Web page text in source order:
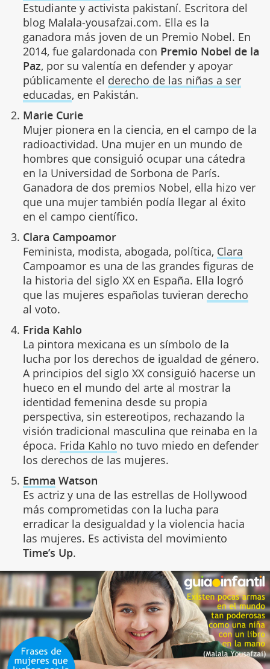
Estudiante y activista pakistaní. Escritora del
blog Malala-yousafzai.com. Ella es la
ganadora más joven de un Premio Nobel. En
2014, fue galardonada con Premio Nobel de la
Paz, por su valentía en defender y apoyar
públicamente el derecho de las niñas a ser
educadas, en Pakistán.
Marie Curie
Mujer pionera en la ciencia, en el campo de la
radioactividad. Una mujer en un mundo de
hombres que consiguió ocupar una cátedra
en la Universidad de Sorbona de París.
Ganadora de dos premios Nobel, ella hizo ver
que una mujer también podía llegar al éxito
en el campo científico.
Clara Campoamor
Feminista, modista, abogada, política, Clara
Campoamor es una de las grandes figuras de
la historia del siglo XX en España. Ella logró
que las mujeres españolas tuvieran derecho
al voto.
Frida Kahlo
La pintora mexicana es un símbolo de la
lucha por los derechos de igualdad de género.
A principios del siglo XX consiguió hacerse un
hueco en el mundo del arte al mostrar la
identidad femenina desde su propia
perspectiva, sin estereotipos, rechazando la
visión tradicional masculina que reinaba en la
época. Frida Kahlo no tuvo miedo en defender
los derechos de las mujeres.
Emma Watson
Es actriz y una de las estrellas de Hollywood
más comprometidas con la lucha para
erradicar la desigualdad y la violencia hacia
las mujeres. Es activista del movimiento
Time’s Up.